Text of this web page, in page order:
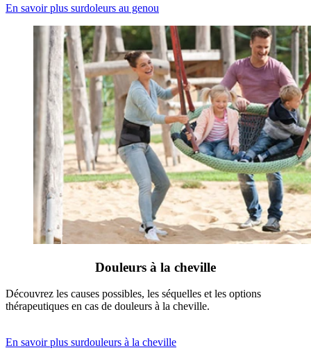
En savoir plus surdoleurs au genou
Douleurs à la cheville
Découvrez les causes possibles, les séquelles et les options
thérapeutiques en cas de douleurs à la cheville.
En savoir plus surdouleurs à la cheville